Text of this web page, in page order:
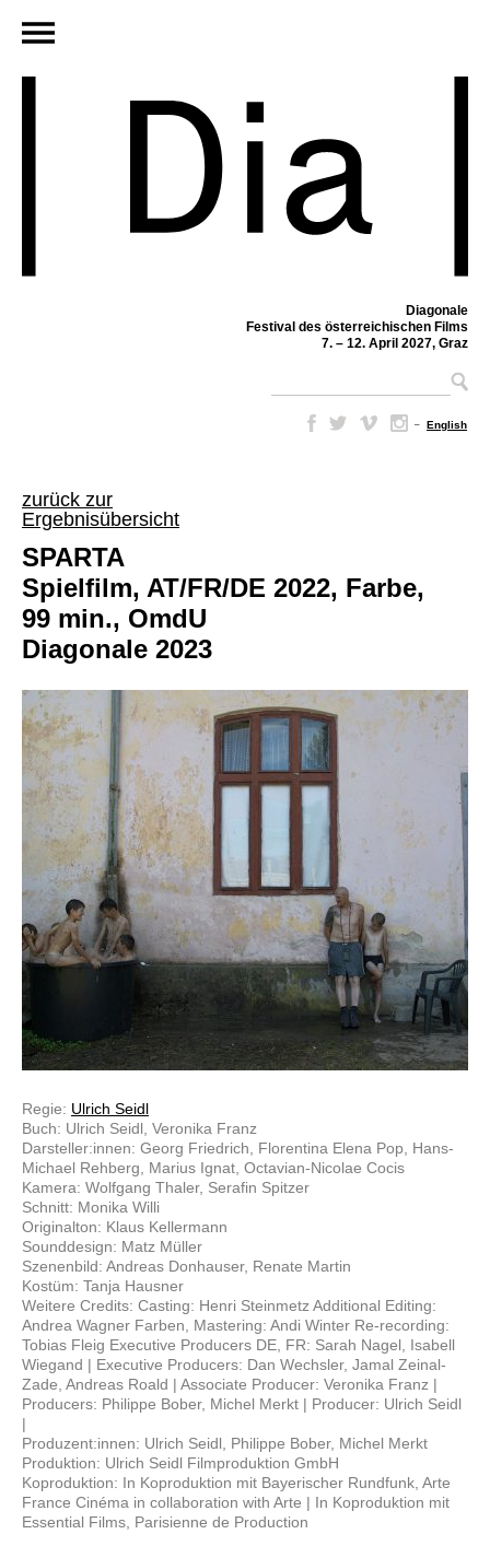
Diagonale
Festival des österreichischen Films
7. – 12. April 2027, Graz
– English
zurück zur
Ergebnisübersicht
SPARTA
Spielfilm, AT/FR/DE 2022, Farbe,
99 min., OmdU
Diagonale 2023
Regie: Ulrich Seidl
Buch: Ulrich Seidl, Veronika Franz
Darsteller:innen: Georg Friedrich, Florentina Elena Pop, Hans-
Michael Rehberg, Marius Ignat, Octavian-Nicolae Cocis
Kamera: Wolfgang Thaler, Serafin Spitzer
Schnitt: Monika Willi
Originalton: Klaus Kellermann
Sounddesign: Matz Müller
Szenenbild: Andreas Donhauser, Renate Martin
Kostüm: Tanja Hausner
Weitere Credits: Casting: Henri Steinmetz Additional Editing:
Andrea Wagner Farben, Mastering: Andi Winter Re-recording:
Tobias Fleig Executive Producers DE, FR: Sarah Nagel, Isabell
Wiegand | Executive Producers: Dan Wechsler, Jamal Zeinal-
Zade, Andreas Roald | Associate Producer: Veronika Franz |
Producers: Philippe Bober, Michel Merkt | Producer: Ulrich Seidl
|
Produzent:innen: Ulrich Seidl, Philippe Bober, Michel Merkt
Produktion: Ulrich Seidl Filmproduktion GmbH
Koproduktion: In Koproduktion mit Bayerischer Rundfunk, Arte
France Cinéma in collaboration with Arte | In Koproduktion mit
Essential Films, Parisienne de Production